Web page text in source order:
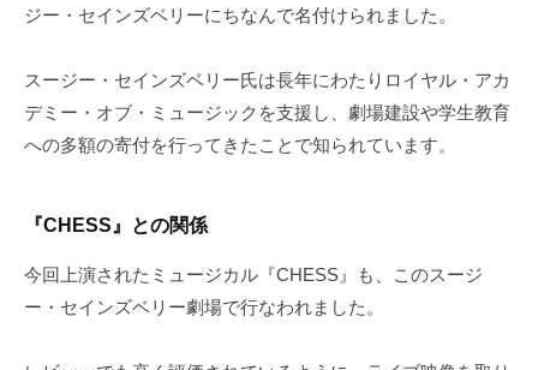
ジー・セインズベリーにちなんで名付けられました。
スージー・セインズベリー氏は長年にわたりロイヤル・アカ
デミー・オブ・ミュージックを支援し、劇場建設や学生教育
への多額の寄付を行ってきたことで知られています。
『CHESS』との関係
今回上演されたミュージカル『CHESS』も、このスージ
ー・セインズベリー劇場で行なわれました。